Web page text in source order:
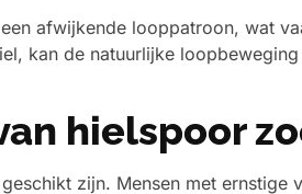
afwijkende looppatroon, wat
kan de natuurlijke
hielspoor
zijn. Mensen met ernstige